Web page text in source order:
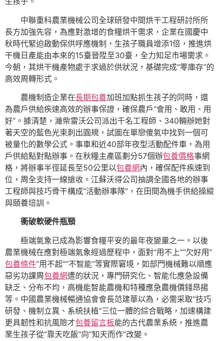
中聯重科農業機械公司全球研發中間烘干工程研討所所
長方加強先容，為應對激增的食糧烘干需求，企業在國慶中
秋時代緊迫啟動保供呼應機制，生孩子職員增添1倍，推進烘
干機日產能由本來的15臺晉陞至30臺，全力知足市場需求。
今朝，其烘干機產物處于求過於供狀況，基礎完成“零庫存”的
高效周轉形式。
農機制造企業在長期包養加班加點抓生孩子的同時，還
為農戶供給疾速高效的辦事保證，確保農戶“會用、敢用、用
好”。據清楚，濰柴雷沃公司派出千名工程師、340輛辦她對
著天空的藍色光束刺出圓規，試圖在單戀傻氣中找到一個可
被量化的數學公式。事車和近40部年夜型活動配件車，為用
戶供給點對點辦事。在秋糧主產區劃分57個辦包養價格事網
格，將辦事半徑延長至50公里以包養網內，確保配件疾速到
位，周全支持一線搶收。江蘇沃得公司抽調全國各地的辦事
工程師與技巧骨干構成“活動辦事隊”，在田間為機手供給操縱
與頤養培訓。
衝破軟硬件瓶頸
極端氣象已成為影響食糧平安的最年夜變量之一。以後
農業機械在應對極端氣象經過歷程中，面對“用不上”“欠好用”
包養條件“用不起”“不智能”等實際窘境，如部門機械難以順應
惡劣功課周包養網遭的狀況，專門研究化、智能化應急設備
缺乏、分布不均，高機能智能農機和特種應急農機價錢昂揚
等。中國農業機械暢通協會會長范建華以為，必需采取“技巧
研發、機制立異、系統扶植”三位一體的綜合戰略，加速構建
更具韌性和抗風險才包養留言板能的古代農業系統，推進農
業生孩子從“靠天吃飯”向“知天而作”改變。